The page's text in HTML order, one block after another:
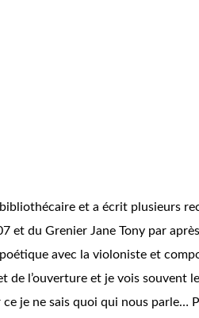
et a écrit plusieurs
et du Grenier Jane Tony par
avec la violoniste et
l’ouverture et je vois souvent
je ne sais quoi qui nous parle…